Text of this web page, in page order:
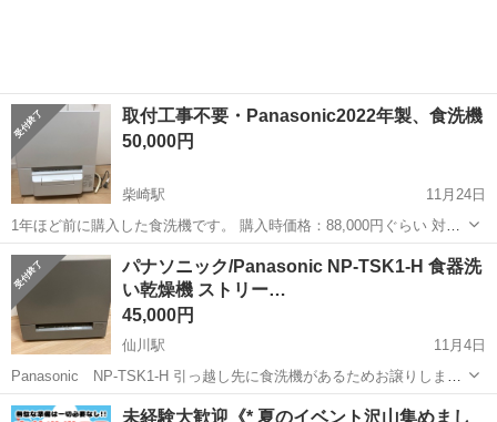
取付工事不要・Panasonic2022年製、食洗機
50,000円
柴崎駅
11月24日
1年ほど前に購入した食洗機です。 購入時価格：88,000円ぐらい 対応
人数：4人用 本体重量：約19kg サイズ：幅×高さ×奥行き：
550x600x341 mm 【傷などの状態】とくに目立った傷はありません。
【アピールポ...
東京 調布市 柴崎駅 キッチン家電
パナソニック/Panasonic NP-TSK1-H 食器洗
い乾燥機 ストリー…
45,000円
仙川駅
11月4日
Panasonic NP-TSK1-H 引っ越し先に食洗機があるためお譲りしま
す。 2022年7月31日に購入。 使用期間は6ヶ月で、使用頻度は1日1回
東京 調布市 仙川駅 キッチン家電 除菌
未経験大歓迎《* 夏のイベント沢山集めまし